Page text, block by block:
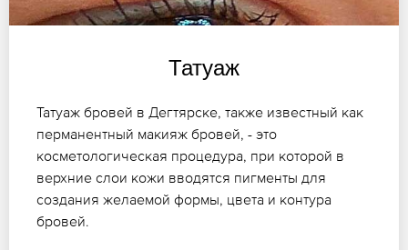
Татуаж
Татуаж бровей в Дегтярске, также известный как
перманентный макияж бровей, - это
косметологическая процедура, при которой в
верхние слои кожи вводятся пигменты для
создания желаемой формы, цвета и контура
бровей.